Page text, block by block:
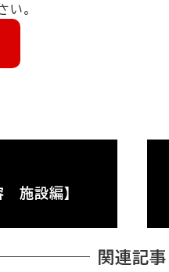
。
施設編】
関連記事